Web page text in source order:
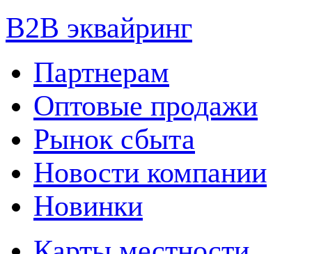
B2B эквайринг
Партнерам
Оптовые продажи
Рынок сбыта
Новости компании
Новинки